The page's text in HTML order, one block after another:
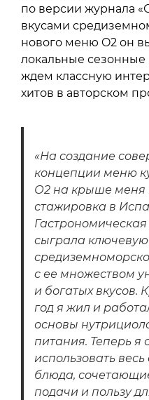
по версии журнала
вкусами
нового меню O2 он
локальные сезонные
ждем классную
хитов в авторском
«На создание
концепции меню
О2 на крыше меня
стажировка в
сыграла
с ее множеством
и богатых вкусов.
год я жил и
основы
питания. Теперь я
использовать
блюда,
подачи и пользу